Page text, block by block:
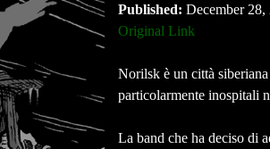
Published: December 28,
Original Link
Norilsk è un città
particolarmente inospitali
La band che ha deciso di